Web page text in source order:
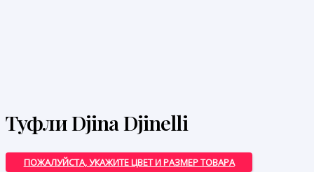
Туфли Djina Djinelli
ПОЖАЛУЙСТА, УКАЖИТЕ ЦВЕТ И РАЗМЕР ТОВАРА